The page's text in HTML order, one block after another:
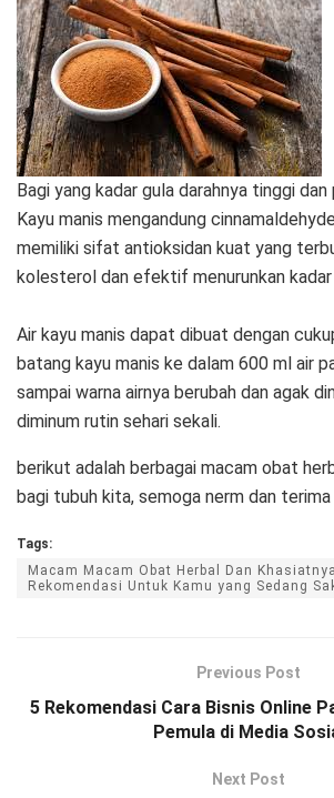
Bagi yang kadar gula darahnya tinggi
Kayu manis mengandung
memiliki sifat antioksidan kuat yang
kolesterol dan efektif menurunkan kadar
Air kayu manis dapat dibuat dengan
batang kayu manis ke dalam 600 ml air
sampai warna airnya berubah dan agak
diminum rutin sehari sekali.
berikut adalah berbagai macam obat
bagi tubuh kita, semoga nerm dan terima
Tags:
Macam Macam Obat Herbal Dan
Rekomendasi Untuk Kamu yang Sedang
Previous Post
5 Rekomendasi Cara Bisnis Online
Pemula di Media
Next Post